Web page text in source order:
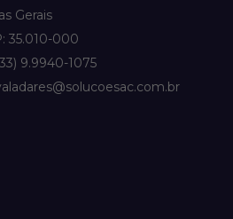
Gerais
35.010-000
9.9940-1075